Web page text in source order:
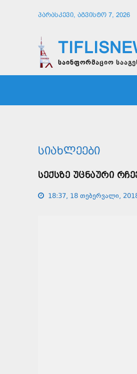
ᲞᲐᲠᲐᲡᲙᲔᲕᲘ, ᲐᲒᲕᲘᲡᲢᲝ 7, 2026
საინფორმაციო
ᲡᲘᲐᲮᲚᲔᲔᲑᲘ
ᲡᲔᲥᲡᲖᲔ ᲣᲪᲜᲐᲣᲠᲘ
18:37, 18 თებერვალი,